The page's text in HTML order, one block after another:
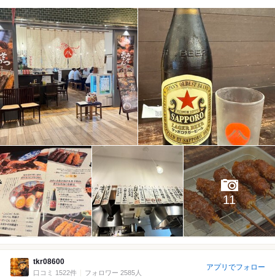
11
tkr08600
口コミ 1522件 フォロワー 2585人
アプリでフォロー